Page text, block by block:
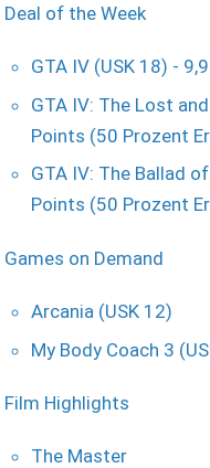
Deal of the Week
GTA IV (USK 18) -
GTA IV: The Lost
Points (50 Prozent
GTA IV: The Ballad
Points (50 Prozent
Games on Demand
Arcania (USK 12)
My Body Coach 3
Film Highlights
The Master